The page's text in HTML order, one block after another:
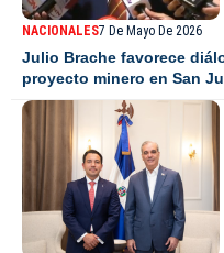
NACIONALES7 De Mayo De 2026
Julio Brache favorece
proyecto minero en San